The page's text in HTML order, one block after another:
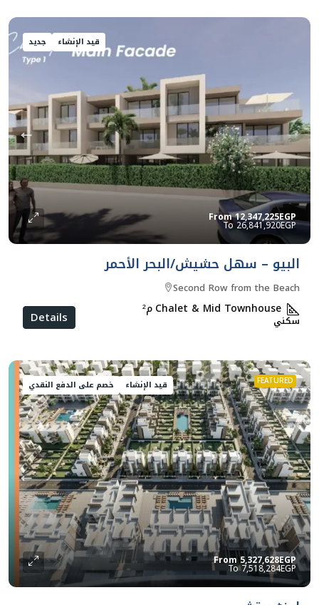
قيد الإنشاء جديد
From12,347,225EGP
26,841,920EGP
البيو – سهل حشيش/البحر الأحمر
Second Row from the Beach
Chalet & Mid Townhouseم²
سكني Details
FEATURED قيد الإنشاء خصم على الدفع النقدي
From5,327,628EGP
7,518,284EGP